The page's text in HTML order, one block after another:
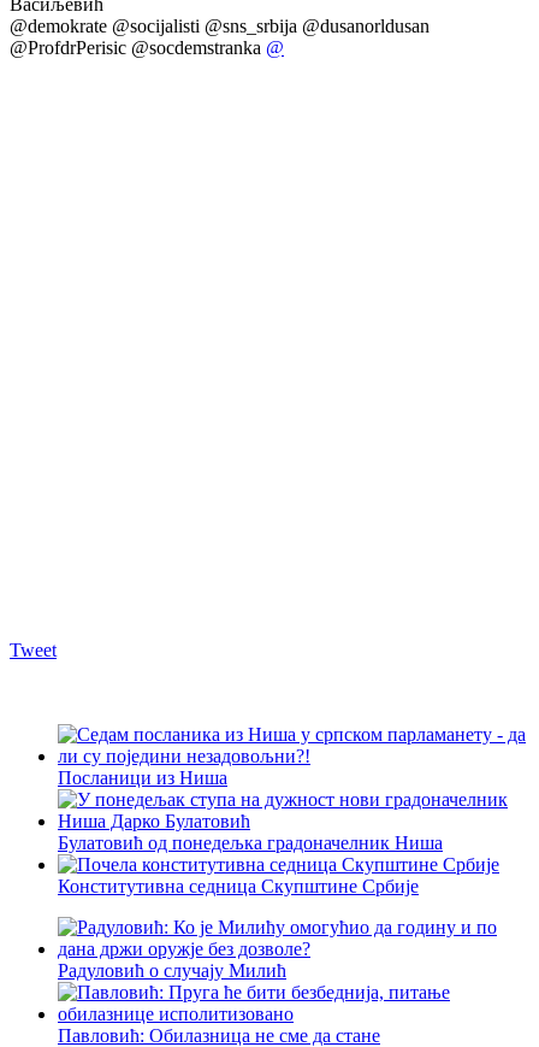
@demokrate @socijalisti @sns_srbija @dusanorldusan
@ProfdrPerisic @socdemstranka @
Tweet
Посланици из Ниша
Булатовић од понедељка градоначелник Ниша
Конститутивна седница Скупштине Србије
Радуловић о случају Милић
Павловић: Обилазница не сме да стане